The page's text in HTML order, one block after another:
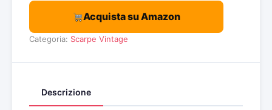
Acquista su Amazon
Categoria: Scarpe Vintage
Descrizione